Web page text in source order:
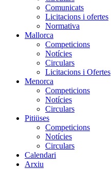
Comunicats
Licitacions i ofertes
Normativa
Mallorca
Competicions
Notícies
Circulars
Licitacions i Ofertes
Menorca
Competicions
Notícies
Circulars
Pitiüses
Competicions
Notícies
Circulars
Calendari
Arxiu